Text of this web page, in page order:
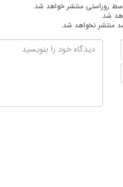
روراستی منتشر خواهد شد.
شد.
منتشر نخواهد شد.